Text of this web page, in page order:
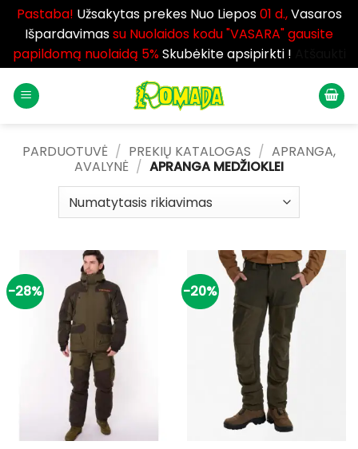
Pastaba! Užsakytas prekes Nuo Liepos01 d.,Vasaros
Išpardavimassu Nuolaidos kodu "VASARA" gausite
papildomą nuolaidą 5%Skubėkite apsipirkti !
PARDUOTUVĖ / PREKIŲ KATALOGAS / APRANGA,
AVALYNĖ / APRANGA MEDŽIOKLEI
-28% -20%